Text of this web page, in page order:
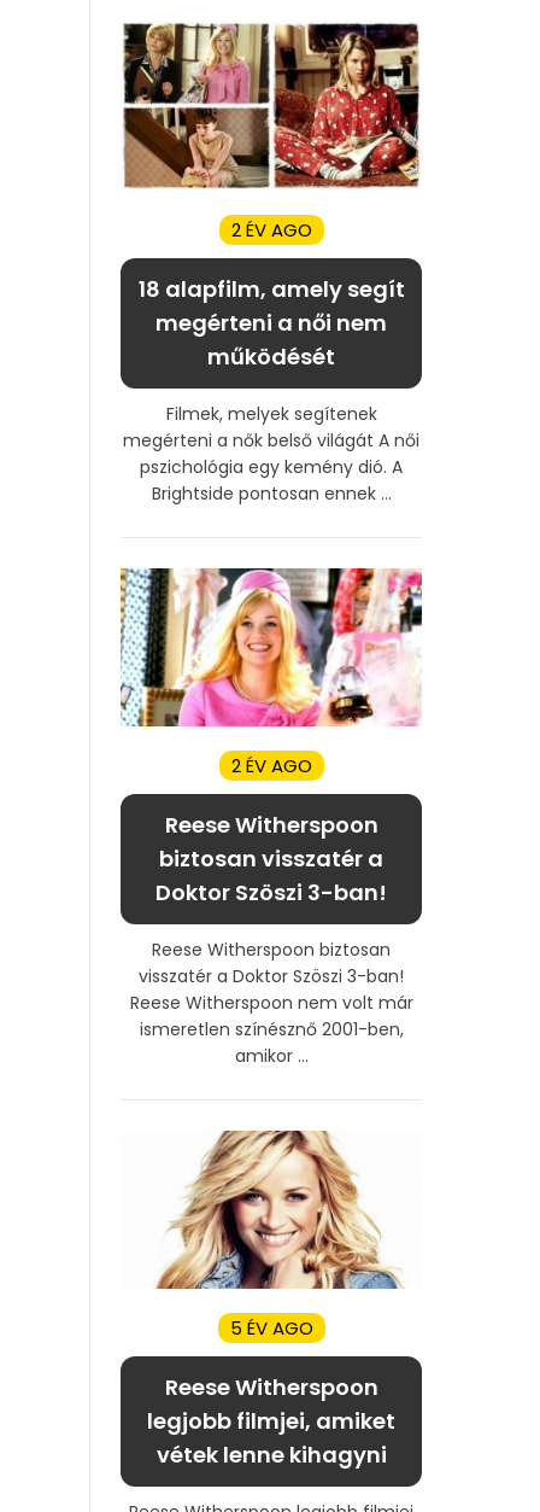
2 ÉV AGO
18 alapfilm, amely segít
megérteni a női nem
működését
Filmek, melyek segítenek
megérteni a nők belső világát A női
pszichológia egy kemény dió. A
Brightside pontosan ennek ...
2 ÉV AGO
Reese Witherspoon
biztosan visszatér a
Doktor Szöszi 3-ban!
Reese Witherspoon biztosan
visszatér a Doktor Szöszi 3-ban!
Reese Witherspoon nem volt már
ismeretlen színésznő 2001-ben,
amikor ...
5 ÉV AGO
Reese Witherspoon
legjobb filmjei, amiket
vétek lenne kihagyni